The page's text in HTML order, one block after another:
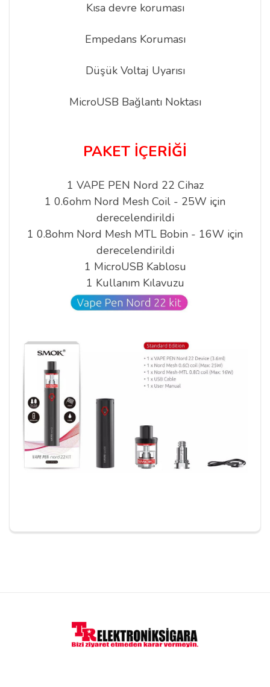
Kısa devre koruması
Empedans Koruması
Düşük Voltaj Uyarısı
MicroUSB Bağlantı Noktası
PAKET İÇERİĞİ
1 VAPE PEN Nord 22 Cihaz
1 0.6ohm Nord Mesh Coil - 25W için
derecelendirildi
1 0.8ohm Nord Mesh MTL Bobin - 16W için
derecelendirildi
1 MicroUSB Kablosu
1 Kullanım Kılavuzu
Stokta ne zaman yenilenir acaba